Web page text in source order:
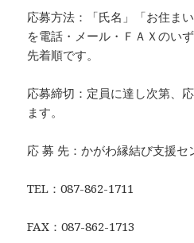
応募方法：「氏名」「お住ま
を電話・メール・ＦＡＸのい
先着順です。
応募締切：定員に達し次第、
ます。
応 募 先：かがわ縁結び支援セ
TEL：087-862-1711
FAX：087-862-1713